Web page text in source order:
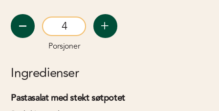
Porsjoner
Ingredienser
Pastasalat med stekt søtpotet